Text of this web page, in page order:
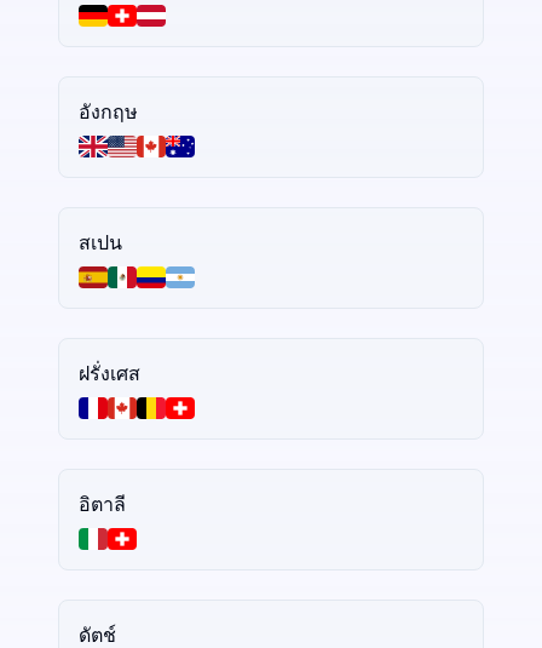
อังกฤษ
สเปน
ฝรั่งเศส
อิตาลี
ดัตช์